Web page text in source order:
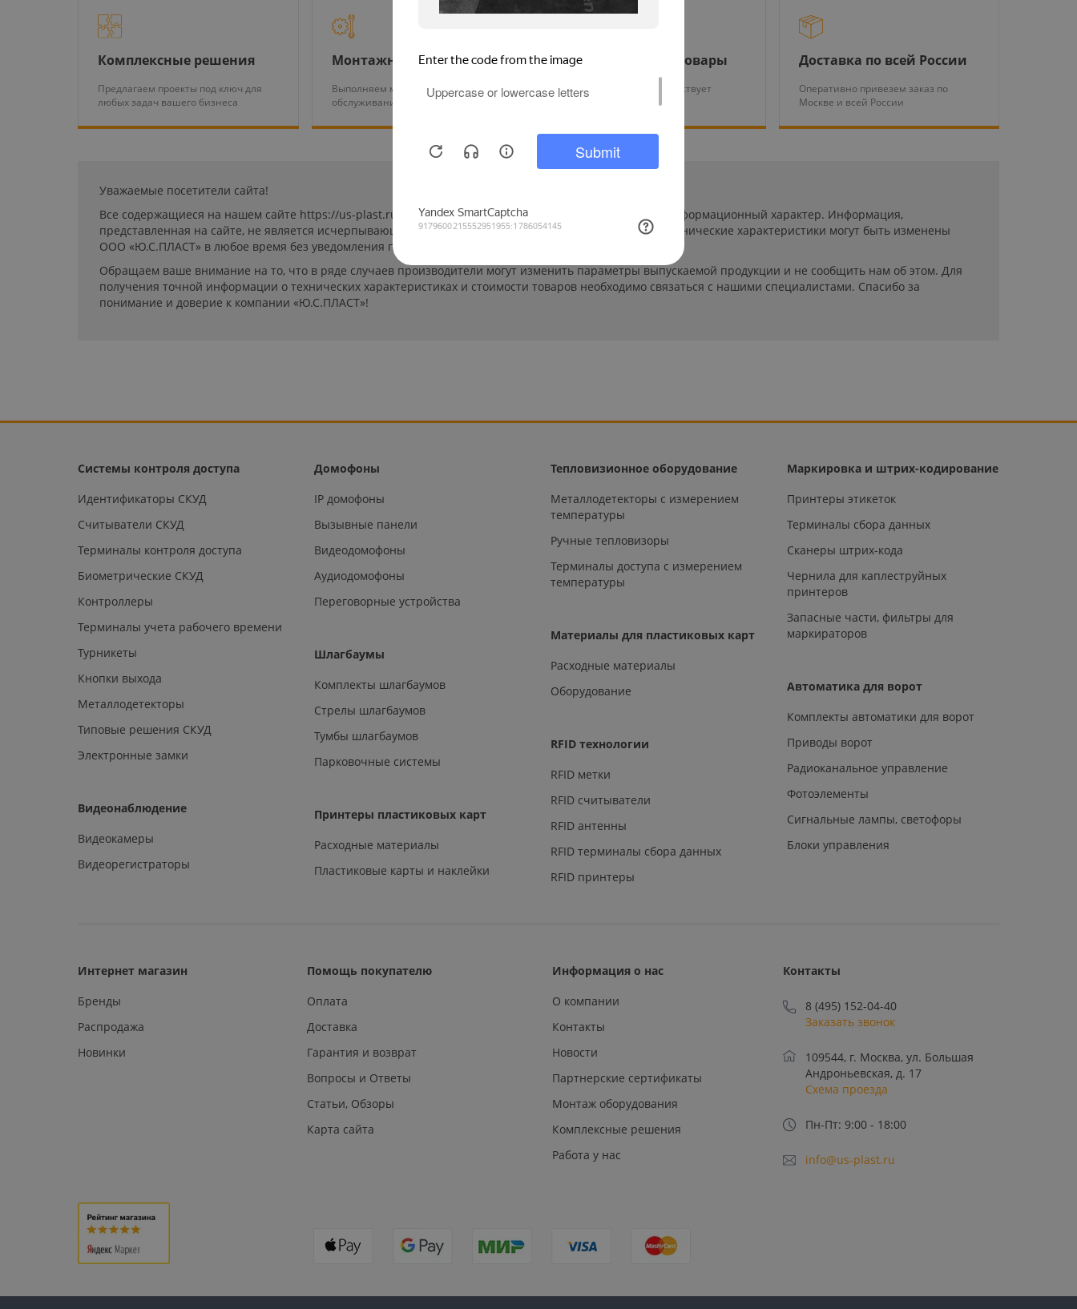
Комплексные решения
Предлагаем проекты под ключ для
любых задач вашего бизнеса
Монтажные работы
Выполняем монтаж и тех.
обслуживание оборудования
Гарантия на все товары
На нашу продукцию действует
гарантия от 12 месяцев
Доставка по всей России
Оперативно привезем заказ по
Москве и всей России
Уважаемые посетители сайта!
Все содержащиеся на нашем сайте https://us-plast.ru/ (далее «сайт») сведения носят исключительно информационный характер. Информация,
представленная на сайте, не является исчерпывающей. Указанные на сайте цены, комплектации и технические характеристики могут быть изменены
ООО «Ю.С.ПЛАСТ» в любое время без уведомления пользователей сайта.
Обращаем ваше внимание на то, что в ряде случаев производители могут изменить параметры выпускаемой продукции и не сообщить нам об этом. Для
получения точной информации о технических характеристиках и стоимости товаров необходимо связаться с нашими специалистами. Спасибо за
понимание и доверие к компании «Ю.С.ПЛАСТ»!
Системы контроля доступа
Идентификаторы СКУД
Считыватели СКУД
Терминалы контроля доступа
Биометрические СКУД
Контроллеры
Терминалы учета рабочего времени
Турникеты
Кнопки выхода
Металлодетекторы
Типовые решения СКУД
Электронные замки
Видеонаблюдение
Видеокамеры
Видеорегистраторы
Домофоны
IP домофоны
Вызывные панели
Видеодомофоны
Аудиодомофоны
Переговорные устройства
Шлагбаумы
Комплекты шлагбаумов
Стрелы шлагбаумов
Тумбы шлагбаумов
Парковочные системы
Принтеры пластиковых карт
Расходные материалы
Пластиковые карты и наклейки
Тепловизионное оборудование
Металлодетекторы с измерением
температуры
Ручные тепловизоры
Терминалы доступа с измерением
температуры
Материалы для пластиковых карт
Расходные материалы
Оборудование
RFID технологии
RFID метки
RFID считыватели
RFID антенны
RFID терминалы сбора данных
RFID принтеры
Маркировка и штрих-кодирование
Принтеры этикеток
Терминалы сбора данных
Сканеры штрих-кода
Чернила для каплеструйных
принтеров
Запасные части, фильтры для
маркираторов
Автоматика для ворот
Комплекты автоматики для ворот
Приводы ворот
Радиоканальное управление
Фотоэлементы
Сигнальные лампы, светофоры
Блоки управления
Интернет магазин
Бренды
Распродажа
Новинки
Помощь покупателю
Оплата
Доставка
Гарантия и возврат
Вопросы и Ответы
Статьи, Обзоры
Карта сайта
Информация о нас
О компании
Контакты
Новости
Партнерские сертификаты
Монтаж оборудования
Комплексные решения
Работа у нас
Контакты
8 (495) 152-04-40
Заказать звонок
109544, г. Москва, ул. Большая
Андроньевская, д. 17
Схема проезда
Пн-Пт: 9:00 - 18:00
info@us-plast.ru